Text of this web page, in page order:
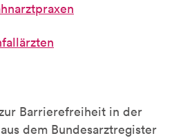
Barrierefreiheit in der
dem Bundesarztregister